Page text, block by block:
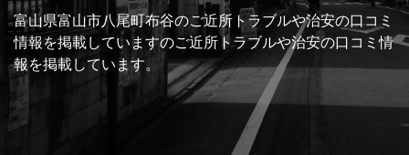
富山県富山市八尾町布谷のご近所トラブルや治安の口コミ
情報を掲載していますのご近所トラブルや治安の口コミ情
報を掲載しています。